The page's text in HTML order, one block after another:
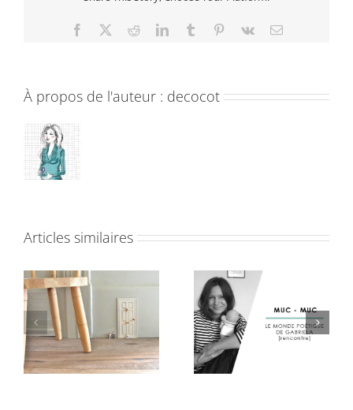
Facebook RedditLinkedInTumblr Pinterest
Vk Email
À propos de l'auteur : decocot
Articles similaires